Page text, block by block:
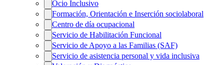
Ocio Inclusivo
Formación, Orientación e Inserción sociolaboral
Centro de día ocupacional
Servicio de Habilitación Funcional
Servicio de Apoyo a las Familias (SAF)
Servicio de asistencia personal y vida inclusiva